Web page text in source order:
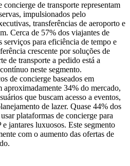
concierge de transporte representam
impulsionados pelo
transferências de aeroporto e
Cerca de 57% dos viajantes de
serviços para eficiência de tempo e
crescente por soluções de
de transporte a pedido está a
neste segmento.
de concierge baseados em
aproximadamente 34% do mercado,
que buscam acesso a eventos,
de lazer. Quase 44% dos
plataformas de concierge para
jantares luxuosos. Este segmento
com o aumento das ofertas de